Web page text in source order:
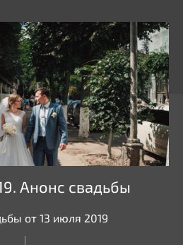
Анонс свадьбы
от 13 июля 2019